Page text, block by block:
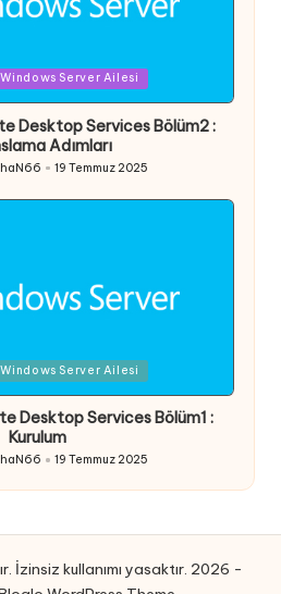
Windows Server Ailesi
Desktop Services Bölüm2 :
Adımları
19 Temmuz 2025
Windows Server Ailesi
Desktop Services Bölüm1 :
Kurulum
19 Temmuz 2025
İzinsiz kullanımı yasaktır. 2026 -